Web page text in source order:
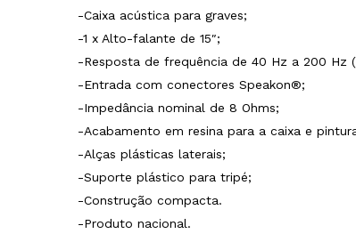
-Caixa acústica para graves;
-1 x Alto-falante de 15″;
-Resposta de frequência de 40 Hz a 200 Hz
-Entrada com conectores Speakon®;
-Impedância nominal de 8 Ohms;
-Acabamento em resina para a caixa e
-Alças plásticas laterais;
-Suporte plástico para tripé;
-Construção compacta.
-Produto nacional.